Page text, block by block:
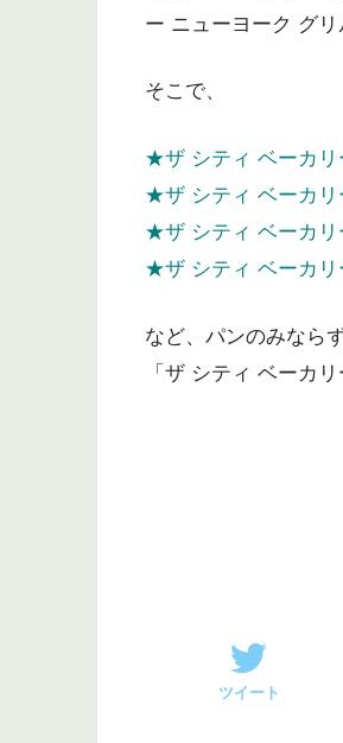
ー ニューヨーク グリ
そこで、
★ザ シティ ベーカリ
★ザ シティ ベーカリ
★ザ シティ ベーカリ
★ザ シティ ベーカリ
など、パンのみなら
「ザ シティ ベーカ
ツイート